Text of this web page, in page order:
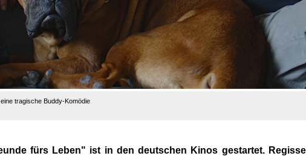
tragische Buddy-Komödie
fürs Leben" ist in den deutschen Kinos gestartet.